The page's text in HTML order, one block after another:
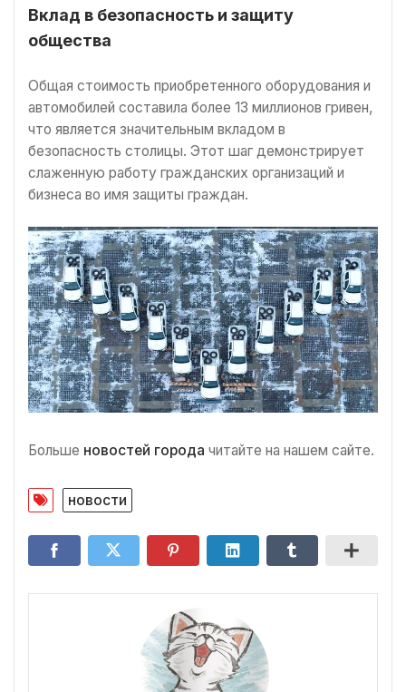
Вклад в безопасность и защиту
общества
Общая стоимость приобретенного оборудования и
автомобилей составила более 13 миллионов гривен,
что является значительным вкладом в
безопасность столицы. Этот шаг демонстрирует
слаженную работу гражданских организаций и
бизнеса во имя защиты граждан.
Больше новостей города читайте на нашем сайте.
новости